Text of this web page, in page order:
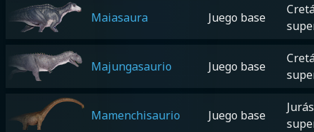
Maiasaura Juego base
Majungasaurio Juego base
Mamenchisaurio Juego base